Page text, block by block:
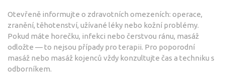
Otevřeně informujte o zdravotních omezeních: operace,
zranění, těhotenství, užívané léky nebo kožní problémy.
Pokud máte horečku, infekci nebo čerstvou ránu, masáž
odložte — to nejsou případy pro terapii. Pro poporodní
masáž nebo masáž kojenců vždy konzultujte čas a techniku s
odborníkem.